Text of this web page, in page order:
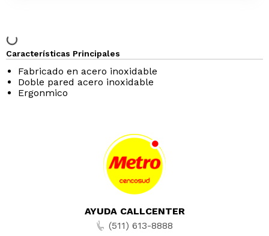
Características Principales
Fabricado en acero inoxidable
Doble pared acero inoxidable
Ergonmico
-60 %